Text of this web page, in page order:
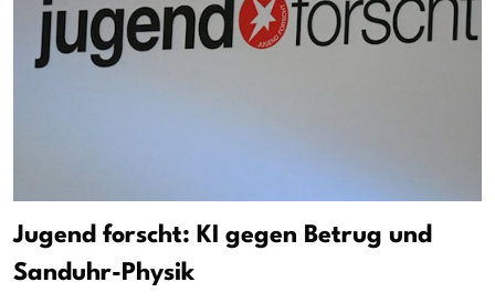
Jugend forscht: KI gegen Betrug und
Sanduhr-Physik